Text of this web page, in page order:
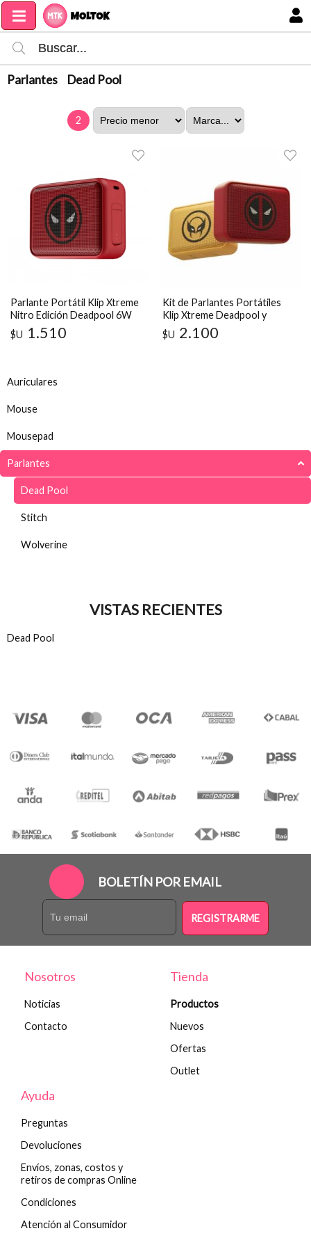
Auriculares
Mouse
Mousepad
Parlantes
Dead Pool
Stitch
Wolverine
Parlantes Dead Pool
2
Parlante Portátil Klip Xtreme
Nitro Edición Deadpool 6W
Bluetooth
$U 1.510
Kit de Parlantes Portátiles
Klip Xtreme Deadpool y
Wolverine 6W x2
$U 2.100
VISTAS RECIENTES
Dead Pool
BOLETÍN POR EMAIL
REGISTRARME
Nosotros
Noticias
Contacto
Tienda
Productos
Nuevos
Ofertas
Outlet
Ayuda
Preguntas
Devoluciones
Envíos, zonas, costos y
retiros de compras Online
Condiciones
Atención al Consumidor